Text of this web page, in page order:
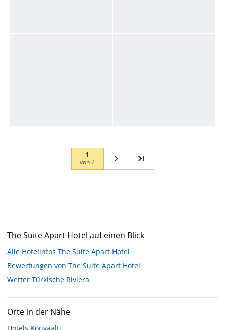
1
von2
The Suite Apart Hotel auf einen Blick
Alle Hotelinfos The Suite Apart Hotel
Bewertungen von The Suite Apart Hotel
Wetter Türkische Riviera
Orte in der Nähe
Hotels Konyaalti